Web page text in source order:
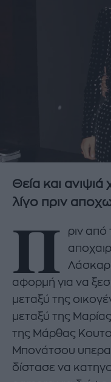
Θεία και
λίγο πριν
Π
ριν από
αφορμή για να
μεταξύ της
μεταξύ της
της Μάρθας
Μπονάτσου
δίστασε να